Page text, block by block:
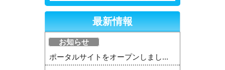
最新情報
お知らせ
ポータルサイトをオープンしまし...